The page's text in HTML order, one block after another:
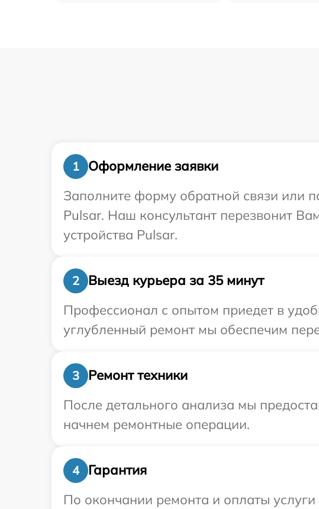
1
Оформление заявки
Заполните форму обратной связи или
Pulsar. Наш консультант перезвонит
устройства Pulsar.
2
Выезд курьера за 35 минут
Профессионал с опытом приедет в
углубленный ремонт мы обеспечим
3
Ремонт техники
После детального анализа мы
начнем ремонтные операции.
4
Гарантия
По окончании ремонта и оплаты